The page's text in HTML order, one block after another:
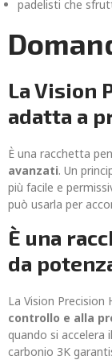
padelisti che
La Vision
adatta a
È una racchetta
avanzati. Un
più facile e
può usarla per
È una
da
La Vision
controllo e alla
quando si accelera
carbonio 3K